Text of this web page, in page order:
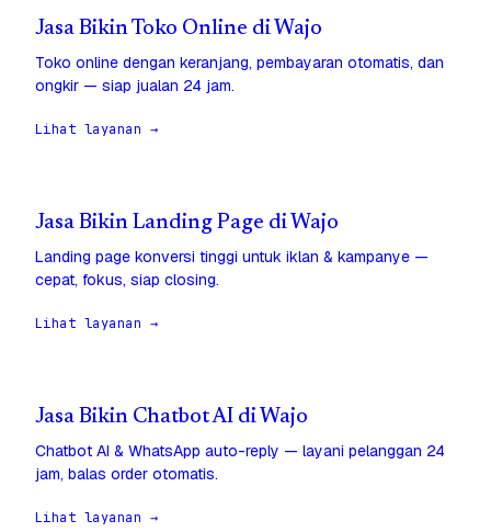
Jasa Bikin Toko Online di Wajo
Toko online dengan keranjang, pembayaran otomatis, dan
ongkir — siap jualan 24 jam.
Lihat layanan →
Jasa Bikin Landing Page di Wajo
Landing page konversi tinggi untuk iklan & kampanye —
cepat, fokus, siap closing.
Lihat layanan →
Jasa Bikin Chatbot AI di Wajo
Chatbot AI & WhatsApp auto-reply — layani pelanggan 24
jam, balas order otomatis.
Lihat layanan →